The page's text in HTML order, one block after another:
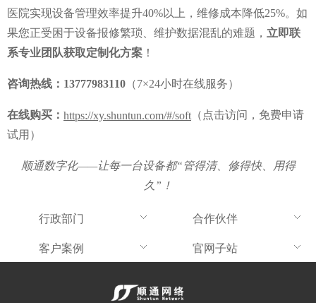
医院实现设备管理效率提升40%以上，维修成本降低25%。如
果您正受困于设备报修繁琐、维护数据混乱的难题， 立即联
系专业团队获取定制化方案 ！
咨询热线： 13777983110 （7×24小时在线服务）
在线购买： https://xy.shuntun.com/#/soft （点击访问，免费申请
试用）
顺通数字化——让每一台设备都“管得清、修得快、用得
久”！
行政部门
合作伙伴
客户案例
官网子站